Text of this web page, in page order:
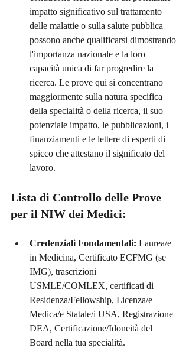
impatto significativo sul trattamento
delle malattie o sulla salute pubblica
possono anche qualificarsi dimostrando
l'importanza nazionale e la loro
capacità unica di far progredire la
ricerca. Le prove qui si concentrano
maggiormente sulla natura specifica
della specialità o della ricerca, il suo
potenziale impatto, le pubblicazioni, i
finanziamenti e le lettere di esperti di
spicco che attestano il significato del
lavoro.
Lista di Controllo delle Prove
per il NIW dei Medici:
Credenziali Fondamentali: Laurea/e
in Medicina, Certificato ECFMG (se
IMG), trascrizioni
USMLE/COMLEX, certificati di
Residenza/Fellowship, Licenza/e
Medica/e Statale/i USA, Registrazione
DEA, Certificazione/Idoneità del
Board nella tua specialità.